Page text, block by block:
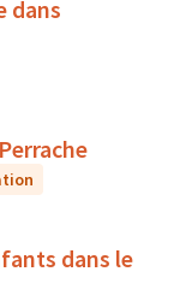
dans
dans le